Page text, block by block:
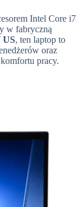
Intel Core i7
w fabryczną
US, ten laptop to
oraz
pracy.